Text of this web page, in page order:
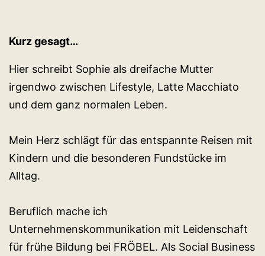
Kurz gesagt…
Hier schreibt Sophie als dreifache Mutter
irgendwo zwischen Lifestyle, Latte Macchiato
und dem ganz normalen Leben.
Mein Herz schlägt für das entspannte Reisen mit
Kindern und die besonderen Fundstücke im
Alltag.
Beruflich mache ich
Unternehmenskommunikation mit Leidenschaft
für frühe Bildung bei FRÖBEL. Als Social Business